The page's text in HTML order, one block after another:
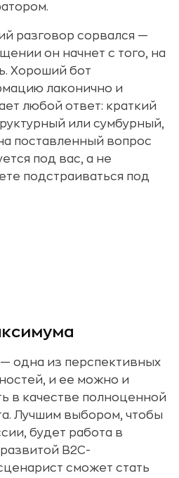
разговор сорвался —
он начнет с того, на
Хороший бот
лаконично и
любой ответ: краткий
или сумбурный,
поставленный вопрос
под вас, а не
подстраиваться под
одна из перспективных
и ее можно и
в качестве полноценной
Лучшим выбором, чтобы
будет работа в
B2C-
сможет стать